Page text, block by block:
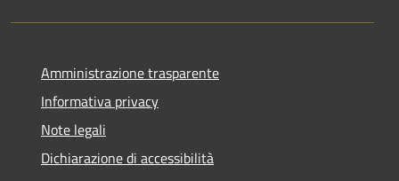
Amministrazione trasparente
Informativa privacy
Note legali
Dichiarazione di accessibilità